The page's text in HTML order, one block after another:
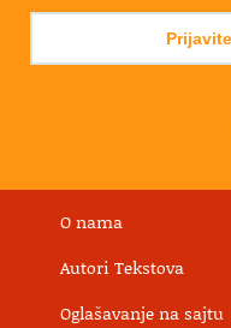
O nama
Autori Tekstova
Oglašavanje na sajtu